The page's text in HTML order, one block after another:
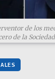
de los
de la